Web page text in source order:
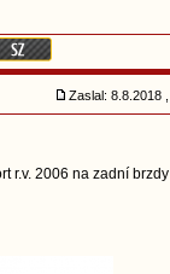
Zaslal: 8.8.2018
r.v. 2006 na zadní